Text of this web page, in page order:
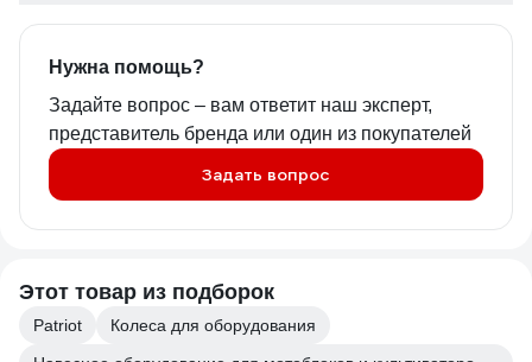
Нужна помощь?
Задайте вопрос – вам ответит наш эксперт,
представитель бренда или один из покупателей
Задать вопрос
Этот товар из подборок
Patriot
Колеса для оборудования